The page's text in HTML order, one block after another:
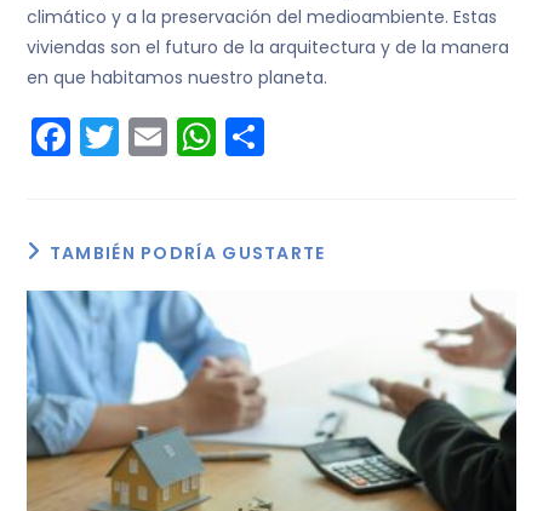
climático y a la preservación del medioambiente. Estas
viviendas son el futuro de la arquitectura y de la manera
en que habitamos nuestro planeta.
F
a
e
b
o
o
k
T
w
er
E
m
l
W
h
ts
p
p
p
TAMBIÉN PODRÍA GUSTARTE